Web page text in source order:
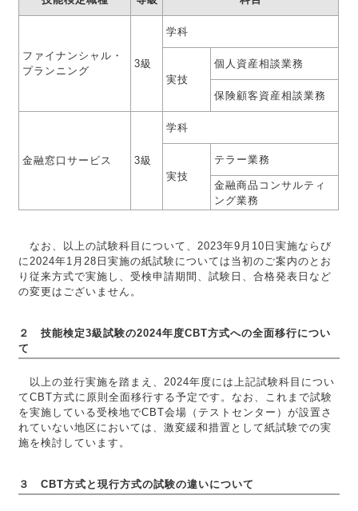
ファイナンシャル・
プランニング
3級
学科
実技
個人資産相談業務
保険顧客資産相談業務
金融窓口サービス 3級
学科
実技
テラー業務
金融商品コンサルティ
ング業務
なお、以上の試験科目について、2023年9月10日実施ならび
に2024年1月28日実施の紙試験については当初のご案内のとお
り従来方式で実施し、受検申請期間、試験日、合格発表日など
の変更はございません。
２ 技能検定3級試験の2024年度CBT方式への全面移行につい
て
以上の並行実施を踏まえ、2024年度には上記試験科目につい
てCBT方式に原則全面移行する予定です。なお、これまで試験
を実施している受検地でCBT会場（テストセンター）が設置さ
れていない地区においては、激変緩和措置として紙試験での実
施を検討しています。
３ CBT方式と現行方式の試験の違いについて